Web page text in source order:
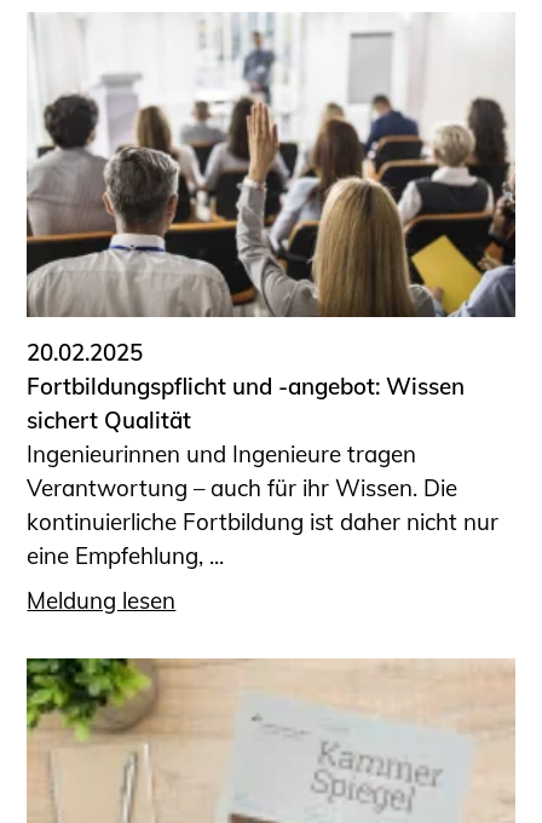
20.02.2025
Fortbildungspflicht und -angebot: Wissen
sichert Qualität
Ingenieurinnen und Ingenieure tragen
Verantwortung – auch für ihr Wissen. Die
kontinuierliche Fortbildung ist daher nicht nur
eine Empfehlung, ...
Meldung lesen